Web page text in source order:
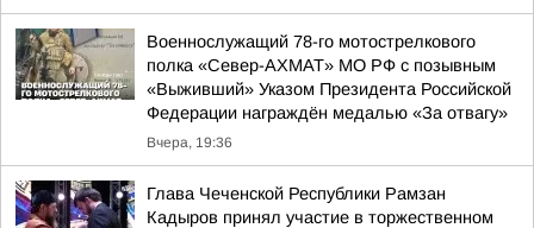
Военнослужащий 78-го мотострелкового
полка «Север-АХМАТ» МО РФ с позывным
«Выживший» Указом Президента Российской
Федерации награждён медалью «За отвагу»
Вчера, 19:36
Глава Чеченской Республики Рамзан
Кадыров принял участие в торжественном